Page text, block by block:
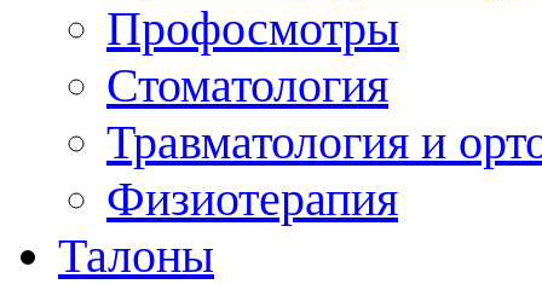
Профосмотры
Стоматология
Травматология и
Физиотерапия
Талоны